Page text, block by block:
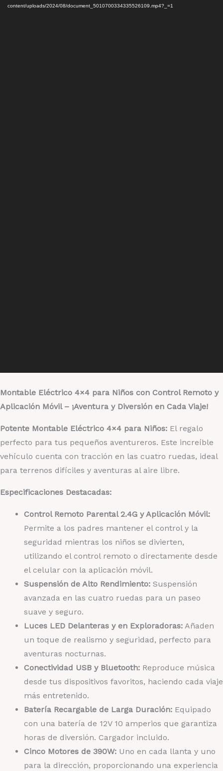
content/uploads/2024/08/document_5010700334335526109.mp4?_=1
Montable Eléctrico 4×4 para Niños con Control Remoto y
Aplicación Móvil – ¡Aventura y Diversión en Cada Viaje!
Potente Montable Eléctrico 4×4 para Niños: El regalo
perfecto para tus pequeños aventureros. Este increíble
vehículo cuenta con tracción en las cuatro ruedas, ideal
para terrenos difíciles y aventuras al aire libre.
Especificaciones Destacadas:
Control Remoto Parental 2.4G y Aplicación Móvil:
Permite a los padres mantener el control y la
seguridad mientras los niños se divierten,
utilizando el control remoto o directamente desde
el celular con la aplicación móvil.
Suspensión de Alto Rendimiento: Suspensión
avanzada en las cuatro ruedas para un paseo
suave y seguro.
Luces LED Delanteras y en Exploradoras: Añaden
un toque de realismo y seguridad, perfecto para
aventuras nocturnas.
Conectividad USB y Bluetooth: Reproduce música
desde tus dispositivos favoritos, haciendo cada viaje
más entretenido.
Batería Recargable de Larga Duración: Equipado
con una batería de 12V 10 amperios que garantiza
horas de diversión. Cargador incluido.
Cinco Motores de 390W: Uno en cada llanta y uno
para la dirección, proporcionando una experiencia